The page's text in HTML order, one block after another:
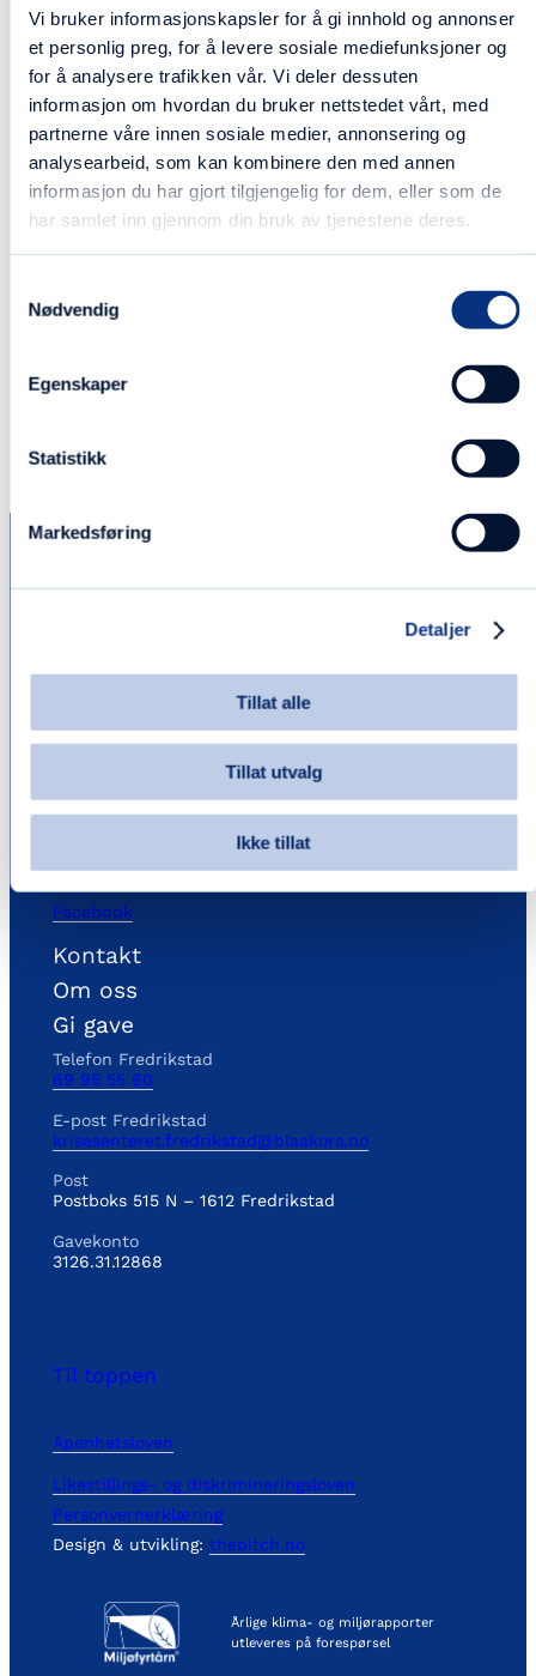
Vi bruker informasjonskapsler for å gi innhold og annonser
et personlig preg, for å levere sosiale mediefunksjoner og
for å analysere trafikken vår. Vi deler dessuten
informasjon om hvordan du bruker nettstedet vårt, med
partnerne våre innen sosiale medier, annonsering og
analysearbeid, som kan kombinere den med annen
informasjon du har gjort tilgjengelig for dem, eller som de
har samlet inn gjennom din bruk av tjenestene deres.
Nødvendig
Egenskaper
Statistikk
Markedsføring
Detaljer
Tillat alle
Tillat utvalg
Ikke tillat
Formål og
målsetting
Organisering og
drift
Historikk
Blå Kors krise- og incestsenter
Org.nr.: 956114233
FØLG OSS I SOSIALE MEDIER
Facebook
Kontakt
Om oss
Gi gave
Telefon Fredrikstad
69 95 55 60
E-post Fredrikstad
krisesenteret.fredrikstad@blaakors.no
Post
Postboks 515 N – 1612 Fredrikstad
Gavekonto
3126.31.12868
Til toppen
Åpenhetsloven
Likestillings- og diskrimineringsloven
Personvernerklæring
Design & utvikling: thepitch.no
Årlige klima- og miljørapporter
utleveres på forespørsel